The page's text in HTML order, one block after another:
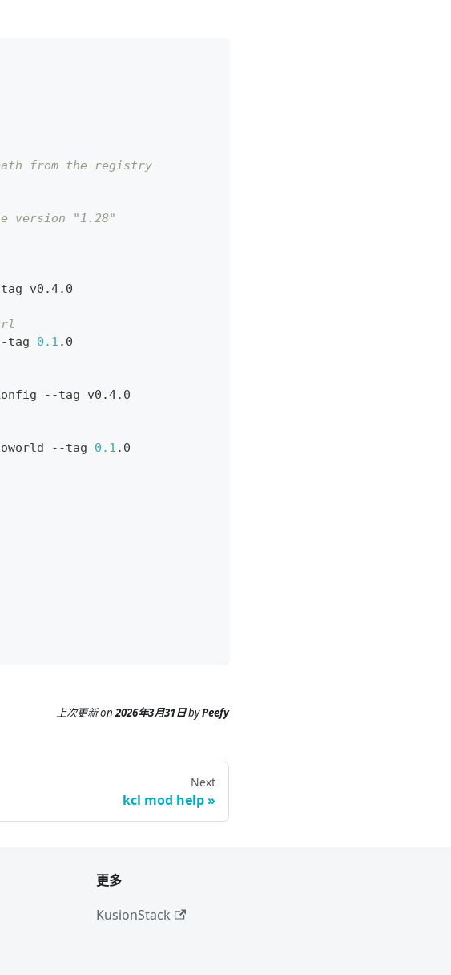
from the registry
version "1.28"
v0.4.0
tag
0.1 .0
--tag v0.4.0
--tag
0.1 .0
上次更新on2026年3月31日byPeefy
Next
kcl mod help
更多
KusionStack